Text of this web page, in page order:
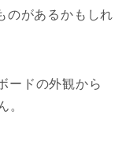
のがあるかもしれ
ードの外観から
。